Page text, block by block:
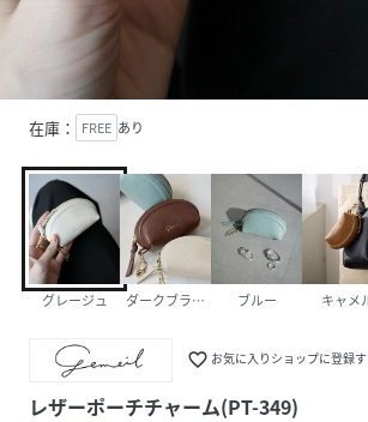
在庫： FREE あり
グレージュ ダークブラウン ブルー キャメ
favorite_border お気に入りショップに登録
レザーポーチチャーム(PT-349)